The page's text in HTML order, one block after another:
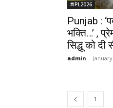
#IPL2026
Punjab :
भक्ति…’ ,
सिद्धू को दी
admin -
1